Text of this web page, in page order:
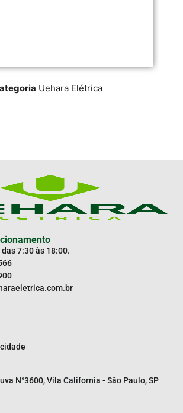
Uehara Elétrica
7:30 às 18:00.
N°3600, Vila California - São Paulo, SP